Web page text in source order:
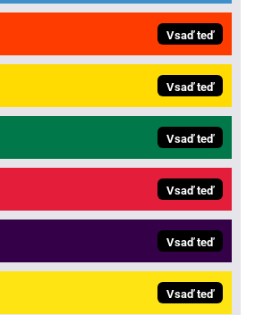
Vsaď teď
Vsaď teď
Vsaď teď
Vsaď teď
Vsaď teď
Vsaď teď